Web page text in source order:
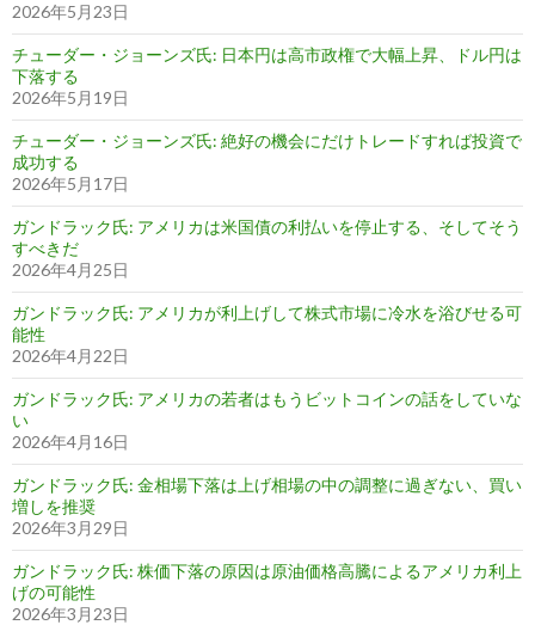
2026年5月23日
チューダー・ジョーンズ氏: 日本円は高市政権で大幅上昇、ドル円は
下落する
2026年5月19日
チューダー・ジョーンズ氏: 絶好の機会にだけトレードすれば投資で
成功する
2026年5月17日
ガンドラック氏: アメリカは米国債の利払いを停止する、そしてそう
すべきだ
2026年4月25日
ガンドラック氏: アメリカが利上げして株式市場に冷水を浴びせる可
能性
2026年4月22日
ガンドラック氏: アメリカの若者はもうビットコインの話をしていな
い
2026年4月16日
ガンドラック氏: 金相場下落は上げ相場の中の調整に過ぎない、買い
増しを推奨
2026年3月29日
ガンドラック氏: 株価下落の原因は原油価格高騰によるアメリカ利上
げの可能性
2026年3月23日